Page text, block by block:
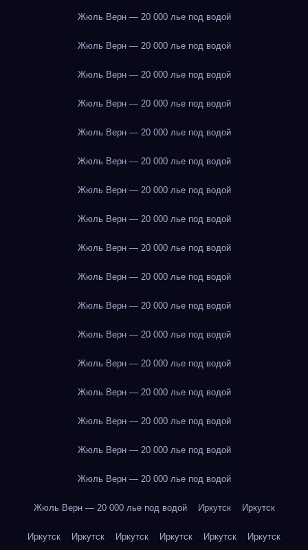
Жюль Верн — 20 000 лье под водой
Жюль Верн — 20 000 лье под водой
Жюль Верн — 20 000 лье под водой
Жюль Верн — 20 000 лье под водой
Жюль Верн — 20 000 лье под водой
Жюль Верн — 20 000 лье под водой
Жюль Верн — 20 000 лье под водой
Жюль Верн — 20 000 лье под водой
Жюль Верн — 20 000 лье под водой
Жюль Верн — 20 000 лье под водой
Жюль Верн — 20 000 лье под водой
Жюль Верн — 20 000 лье под водой
Жюль Верн — 20 000 лье под водой
Жюль Верн — 20 000 лье под водой
Жюль Верн — 20 000 лье под водой
Жюль Верн — 20 000 лье под водой
Жюль Верн — 20 000 лье под водой
Жюль Верн — 20 000 лье под водой Иркутск Иркутск
Иркутск Иркутск Иркутск Иркутск Иркутск Иркутск